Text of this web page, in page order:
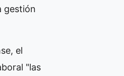
gestión
el
"las